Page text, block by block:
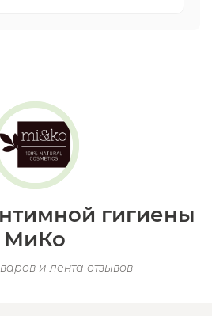
гигиены
МиКо
и лента отзывов